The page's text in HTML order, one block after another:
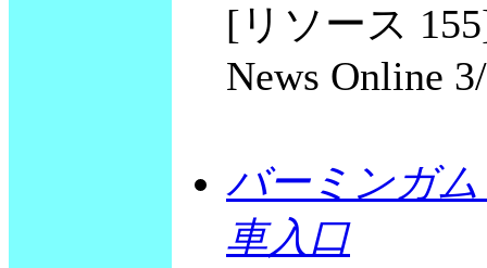
[リソース
News Online
バーミンガ
車入口